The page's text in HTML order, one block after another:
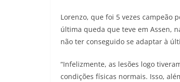
s
p
g
a
b
o
t
r
Lorenzo, que foi 5 vezes campeão
última queda que teve em Assen,
não ter conseguido se adaptar à
“Infelizmente, as lesões logo
condições físicas normais. Isso,